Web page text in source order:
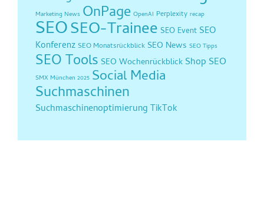
Marketing News OnPage OpenAI Perplexity recap
SEOSEO-Trainee SEO Event SEO
Konferenz SEO Monatsrückblick SEO News SEO Tipps
SEO Tools SEO Wochenrückblick Shop SEO
SMX München 2025 Social Media
Suchmaschinen
Suchmaschinenoptimierung TikTok